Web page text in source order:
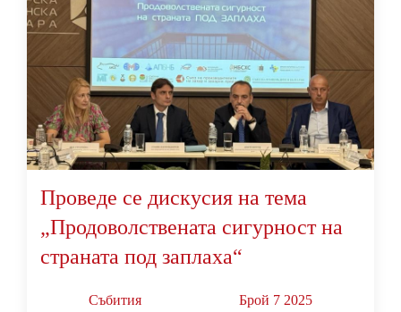
Проведе се дискусия на тема
„Продоволствената сигурност на
страната под заплаха“
Събития Брой 7 2025